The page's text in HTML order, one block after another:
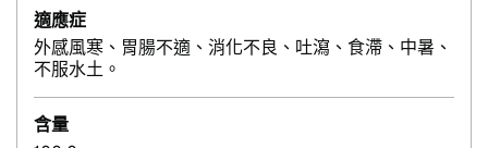
適應症
外感風寒、胃腸不適、消化不良、吐瀉、食滯、中暑、
不服水土。
含量